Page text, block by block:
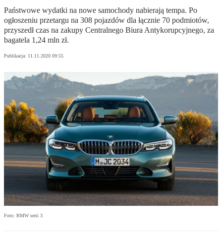
Państwowe wydatki na nowe samochody nabierają tempa. Po
ogłoszeniu przetargu na 308 pojazdów dla łącznie 70 podmiotów,
przyszedł czas na zakupy Centralnego Biura Antykorupcyjnego, za
bagatela 1,24 mln zł.
Publikacja: 11.11.2020 09:55
Foto: BMW serii 3